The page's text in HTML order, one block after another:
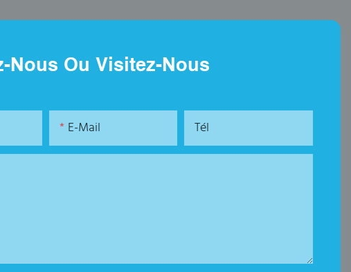
Nous Ou Visitez-Nous
E-Mail Tél